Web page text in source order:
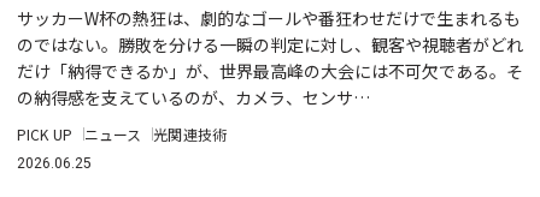
サッカーW杯の熱狂は、劇的なゴールや番狂わせだけで生まれるも
のではない。勝敗を分ける一瞬の判定に対し、観客や視聴者がどれ
だけ「納得できるか」が、世界最高峰の大会には不可欠である。そ
の納得感を支えているのが、カメラ、センサ…
PICK UP ニュース 光関連技術
2026.06.25